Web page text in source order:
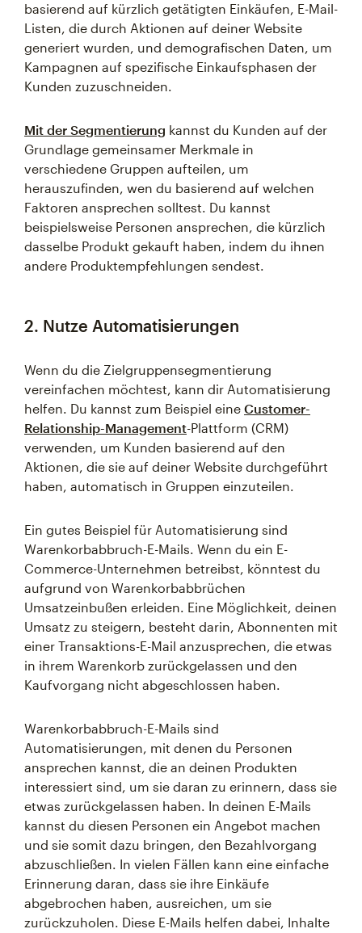
basierend auf kürzlich getätigten Einkäufen, E-Mail-
Listen, die durch Aktionen auf deiner Website
generiert wurden, und demografischen Daten, um
Kampagnen auf spezifische Einkaufsphasen der
Kunden zuzuschneiden.
Mit der Segmentierung kannst du Kunden auf der
Grundlage gemeinsamer Merkmale in
verschiedene Gruppen aufteilen, um
herauszufinden, wen du basierend auf welchen
Faktoren ansprechen solltest. Du kannst
beispielsweise Personen ansprechen, die kürzlich
dasselbe Produkt gekauft haben, indem du ihnen
andere Produktempfehlungen sendest.
2. Nutze Automatisierungen
Wenn du die Zielgruppensegmentierung
vereinfachen möchtest, kann dir Automatisierung
helfen. Du kannst zum Beispiel eine Customer-
Relationship-Management-Plattform (CRM)
verwenden, um Kunden basierend auf den
Aktionen, die sie auf deiner Website durchgeführt
haben, automatisch in Gruppen einzuteilen.
Ein gutes Beispiel für Automatisierung sind
Warenkorbabbruch-E-Mails. Wenn du ein E-
Commerce-Unternehmen betreibst, könntest du
aufgrund von Warenkorbabbrüchen
Umsatzeinbußen erleiden. Eine Möglichkeit, deinen
Umsatz zu steigern, besteht darin, Abonnenten mit
einer Transaktions-E-Mail anzusprechen, die etwas
in ihrem Warenkorb zurückgelassen und den
Kaufvorgang nicht abgeschlossen haben.
Warenkorbabbruch-E-Mails sind
Automatisierungen, mit denen du Personen
ansprechen kannst, die an deinen Produkten
interessiert sind, um sie daran zu erinnern, dass sie
etwas zurückgelassen haben. In deinen E-Mails
kannst du diesen Personen ein Angebot machen
und sie somit dazu bringen, den Bezahlvorgang
abzuschließen. In vielen Fällen kann eine einfache
Erinnerung daran, dass sie ihre Einkäufe
abgebrochen haben, ausreichen, um sie
zurückzuholen. Diese E-Mails helfen dabei, Inhalte